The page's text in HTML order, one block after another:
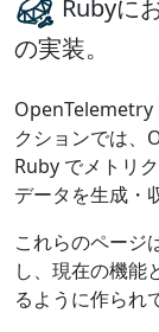
Rubyに
の実装。
OpenTelemetry
クションでは、
Ruby でメトリ
データを生成・
これらのページ
し、現在の機能
るように作られ